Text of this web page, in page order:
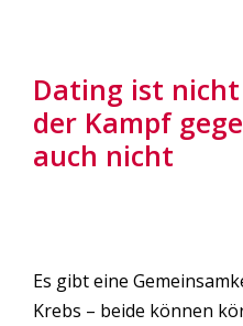
Dating ist
der Kampf
auch nicht
Es gibt eine
Krebs – beide können